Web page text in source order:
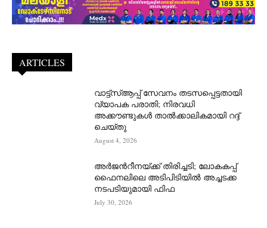
ARTICLES
വാട്ട്‌സ്ആപ്പ് സേവനം തടസപ്പെട്ടതായി
വ്യാപക പരാതി; നിരവധി
അക്കൗണ്ടുകൾ താൽക്കാലികമായി റദ്ദ്
ചെയ്തു
August 4, 2026
അർജന്‍റീനയ്ക്ക് തിരിച്ചടി; ലോകകപ്പ്
ഫൈനലിലെ അടിപിടിയിൽ അച്ചടക്ക
നടപടിയുമായി ഫിഫ
July 30, 2026